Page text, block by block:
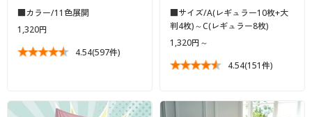
■カラー/11色展開
1,320円
4.54(597件)
■サイズ/A(レギュラー10枚+大
判4枚)～C(レギュラー8枚)
1,320円～
4.54(151件)